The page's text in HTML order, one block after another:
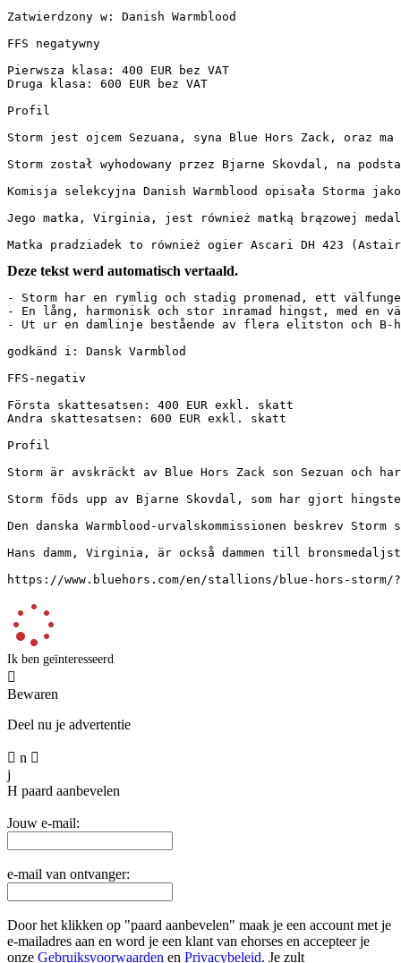
Zatwierdzony w: Danish Warmblood
FFS negatywny
Pierwsza klasa: 400 EUR bez VAT
Druga klasa: 600 EUR bez VAT
Profil
Storm jest ojcem Sezuana, syna Blue Hors Zack, oraz
Storm został wyhodowany przez Bjarne Skovdal, na
Komisja selekcyjna Danish Warmblood opisała
Jego matka, Virginia, jest również matką brązowej
Matka pradziadek to również ogier Ascari DH 423
Deze tekst werd automatisch vertaald.
- Storm har en rymlig och stadig promenad, ett
- En lång, harmonisk och stor inramad hingst, med en
- Ut ur en damlinje bestående av flera elitston och B-
godkänd i: Dansk Varmblod
FFS-negativ
Första skattesatsen: 400 EUR exkl. skatt
Andra skattesatsen: 600 EUR exkl. skatt
Profil
Storm är avskräckt av Blue Hors Zack son Sezuan och
Storm föds upp av Bjarne Skovdal, som har gjort
Den danska Warmblood-urvalskommissionen beskrev
Hans damm, Virginia, är också dammen till
https://www.bluehors.com/en/stallions/blue-hors-storm/
Ik ben geïnteresseerd

Bewaren
Deel nu je advertentie
 n 
j
H paard aanbevelen
Jouw e-mail:
e-mail van ontvanger:
Door het klikken op "paard aanbevelen" maak je een account met je
e-mailadres aan en word je een klant van ehorses en accepteer je
onze Gebruiksvoorwaarden en Privacybeleid. Je zult